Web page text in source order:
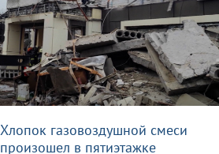
Хлопок газовоздушной смеси
произошел в пятиэтажке